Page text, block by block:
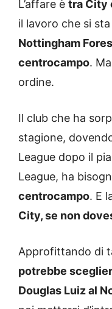
L’affare è tra City
il lavoro che si
Nottingham
centrocampo.
ordine.
Il club che ha
stagione,
League dopo il
League, ha
centrocampo. E
City, se non
Approfittando di
potrebbe
Douglas Luiz al